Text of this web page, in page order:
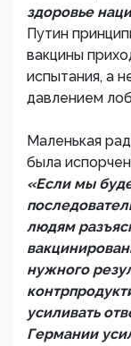
здоровье
Путин
вакцины
испытания, а
давлением
Маленькая
была
«Если мы
людям
нужного
усиливать
Германии